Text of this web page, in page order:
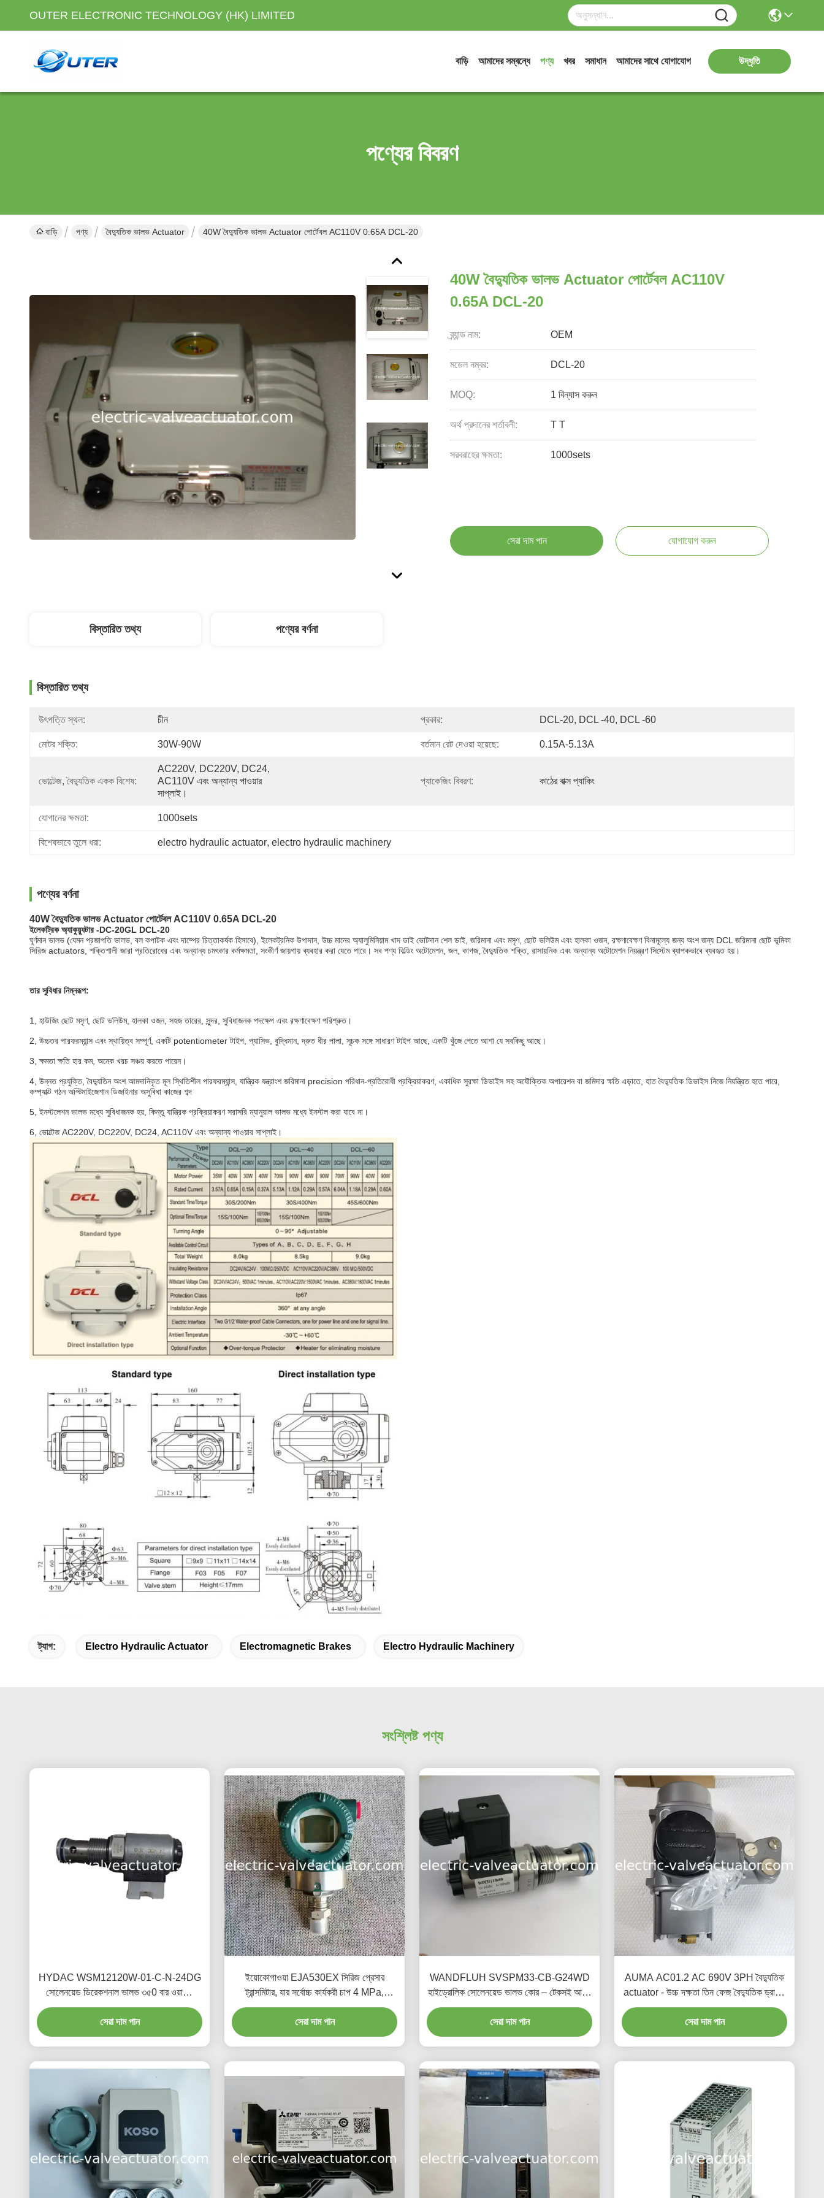
OUTER ELECTRONIC TECHNOLOGY (HK) LIMITED
বাড়ি আমাদের সম্বন্ধে পণ্য খবর সমাধান আমাদের সাথে যোগাযোগ উদ্ধৃতি
পণ্যের বিবরণ
বাড়ি পণ্য বৈদ্যুতিক ভালভ Actuator 40W বৈদ্যুতিক ভালভ Actuator পোর্টেবল AC110V 0.65A DCL-20
40W বৈদ্যুতিক ভালভ Actuator পোর্টেবল AC110V
0.65A DCL-20
ব্র্যান্ড নাম: OEM
মডেল নম্বর: DCL-20
MOQ: 1 বিন্যাস করুন
অর্থ প্রদানের শর্তাবলী: T T
সরবরাহের ক্ষমতা: 1000sets
সেরা দাম পান যোগাযোগ করুন
বিস্তারিত তথ্য পণ্যের বর্ণনা
বিস্তারিত তথ্য
উৎপত্তি স্থল: চীন প্রকার: DCL-20, DCL -40, DCL -60
মোটর শক্তি: 30W-90W বর্তমান রেট দেওয়া হয়েছে: 0.15A-5.13A
ভোল্টেজ, বৈদ্যুতিক একক বিশেষ:
AC220V, DC220V, DC24,
AC110V এবং অন্যান্য পাওয়ার
সাপ্লাই।
প্যাকেজিং বিবরণ: কাঠের বাক্স প্যাকিং
যোগানের ক্ষমতা: 1000sets
বিশেষভাবে তুলে ধরা: electro hydraulic actuator, electro hydraulic machinery
পণ্যের বর্ণনা
40W বৈদ্যুতিক ভালভ Actuator পোর্টেবল AC110V 0.65A DCL-20
ইলেকট্রিক অ্যাকুয়্যুটার -DC-20GL DCL-20
ঘূর্ণমান ভালভ (যেমন প্রজাপতি ভালভ, বল কপাটক এবং দাম্পের চিত্তাকর্ষক হিসাবে), ইলেকট্রনিক উপাদান, উচ্চ মানের অ্যালুমিনিয়াম খাদ ডাই ভোটদান শেল ডাই, জরিমানা এবং মসৃণ, ছোট ভলিউম এবং হালকা ওজন, রক্ষণাবেক্ষণ বিনামূল্যে জন্য অংশ জন্য DCL জরিমানা ছোট ভূমিকা
সিরিজ actuators, শক্তিশালী জারা প্রতিরোধের এবং অন্যান্য চমৎকার কর্মক্ষমতা, সংকীর্ণ জায়গায় ব্যবহার করা যেতে পারে। সব পণ্য বিল্ডিং অটোমেশন, জল, কাগজ, বৈদ্যুতিক শক্তি, রাসায়নিক এবং অন্যান্য অটোমেশন নিয়ন্ত্রণ সিস্টেম ব্যাপকভাবে ব্যবহৃত হয়।
তার সুবিধার নিম্নরূপ:
1, হাউজিং ছোট মসৃণ, ছোট ভলিউম, হালকা ওজন, সহজ তারের, সুন্দর, সুবিধাজনক পদক্ষেপ এবং রক্ষণাবেক্ষণ পরিশ্রুত।
2, উচ্চতর পারফরম্যান্স এবং স্থায়িত্ব সম্পূর্ণ, একটি potentiometer টাইপ, প্যাসিভ, বুদ্ধিমান, দ্রুত ধীর পালা, সূচক সঙ্গে সাধারণ টাইপ আছে, একটি খুঁজে পেতে আশা যে সবকিছু আছে।
3, ক্ষমতা ক্ষতি হার কম, অনেক খরচ সঞ্চয় করতে পারেন।
4, উন্নত প্রযুক্তি, বৈদ্যুতিন অংশ আমদানিকৃত মূল স্থিতিশীল পারফরম্যান্স, যান্ত্রিক যন্ত্রাংশ জরিমানা precision পরিধান-প্রতিরোধী প্রক্রিয়াকরণ, একাধিক সুরক্ষা ডিভাইস সহ অযৌক্তিক অপারেশন বা জমিদার ক্ষতি এড়াতে, হাত বৈদ্যুতিক ডিভাইস নিজে নিয়ন্ত্রিত হতে পারে,
কম্প্যাক্ট গঠন অপ্টিমাইজেশান ডিজাইনার অসুবিধা কাজের শব্দ
5, ইনস্টলেশন ভালভ মধ্যে সুবিধাজনক হয়, কিন্তু যান্ত্রিক প্রক্রিয়াকরণ সরাসরি ম্যানুয়াল ভালভ মধ্যে ইনস্টল করা যাবে না।
6, ভোল্টেজ AC220V, DC220V, DC24, AC110V এবং অন্যান্য পাওয়ার সাপ্লাই।
ট্যাগ: Electro Hydraulic Actuator Electromagnetic Brakes Electro Hydraulic Machinery
সংশ্লিষ্ট পণ্য
HYDAC WSM12120W-01-C-N-24DG
সোলেনয়েড ডিরেকশনাল ভালভ ৩৫0 বার ওয়ার্কিং
প্রেসার ২৪V DC পাওয়ার সাপ্লাই এবং ২০ L/min
সর্বোচ্চ ফ্লো রেট সহ
সেরা দাম পান
ইয়োকোগাওয়া EJA530EX সিরিজ প্রেসার
ট্রান্সমিটার, যার সর্বোচ্চ কার্যকরী চাপ 4 MPa,
4~20mA আউটপুট সংকেত, এবং 10.5~30
VDC পাওয়ার সাপ্লাই
সেরা দাম পান
WANDFLUH SVSPM33-CB-G24WD
হাইড্রোলিক সোলেনয়েড ভালভ কোর – টেকসই আসল
প্রতিস্থাপন অংশ
সেরা দাম পান
AUMA AC01.2 AC 690V 3PH বৈদ্যুতিক
actuator - উচ্চ দক্ষতা তিন ফেজ বৈদ্যুতিক ড্রাইভ
সিস্টেম, IP68 সুরক্ষা স্তর
সেরা দাম পান